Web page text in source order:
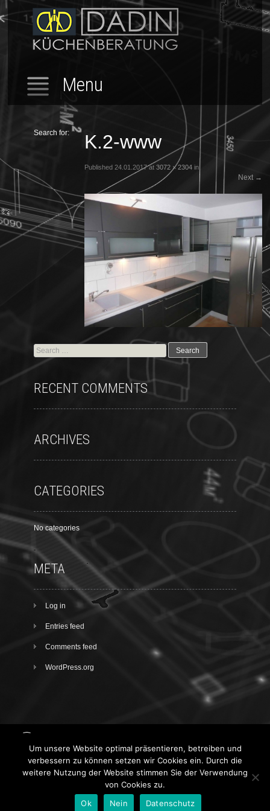
Menu
K.2-www
Published 24.01.2017at 3072 × 2304in
Next →
Search for:
RECENT COMMENTS
ARCHIVES
CATEGORIES
No categories
META
Log in
Entries feed
Comments feed
WordPress.org
Facebook
AGB
Um unsere Website optimal präsentieren, betreiben und
verbessern zu können setzen wir Cookies ein. Durch die
weitere Nutzung der Website stimmen Sie der Verwendung
von Cookies zu.
Ok
Nein Datenschutz